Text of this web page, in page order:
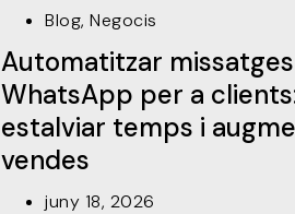
Blog, Negocis
Automatitzar
WhatsApp per a
estalviar temps i
vendes
juny 18, 2026